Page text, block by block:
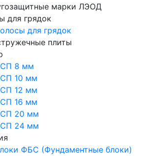
марки ЛЭОД
для грядок
для грядок
плиты
8 мм
10 мм
12 мм
16 мм
20 мм
24 мм
ФБС (Фундаментные блоки)